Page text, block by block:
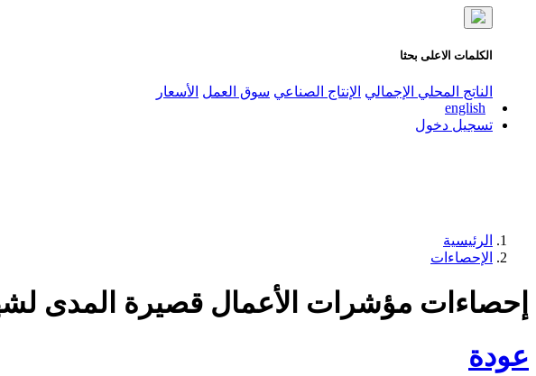
الكلمات الاعلى بحثا
الناتج المحلي الإجمالي الإنتاج الصناعي سوق العمل الأسعار
english
تسجيل دخول
الرئيسية
الإحصاءات
إحصاءات مؤشرات الأعمال قصيرة المدى لشهر
عودة